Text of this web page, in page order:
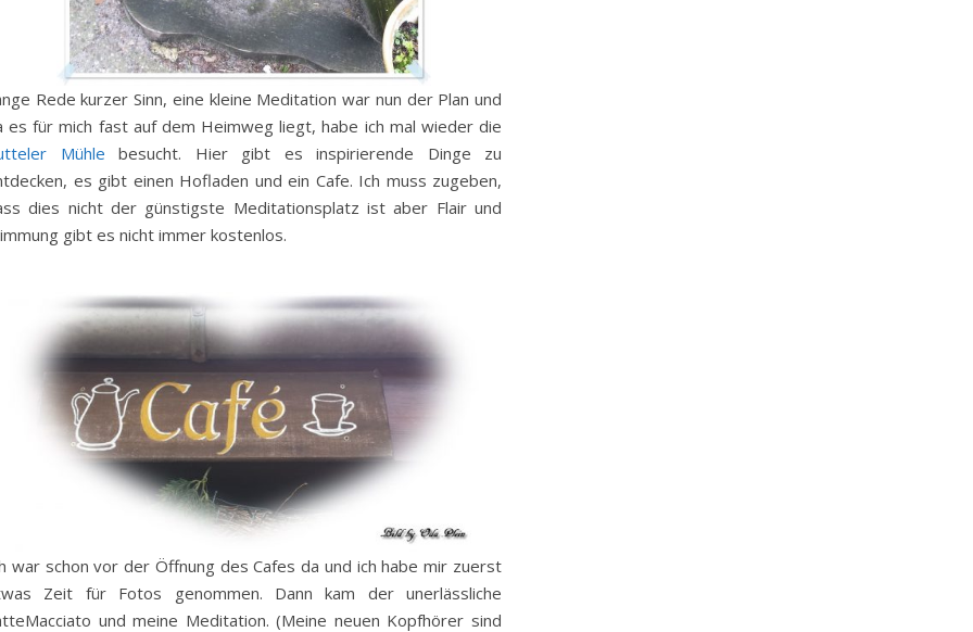
Rede kurzer Sinn, eine kleine Meditation war nun der Plan und
es für mich fast auf dem Heimweg liegt, habe ich mal wieder die
Mühle besucht. Hier gibt es inspirierende Dinge zu
es gibt einen Hofladen und ein Cafe. Ich muss zugeben,
dies nicht der günstigste Meditationsplatz ist aber Flair und
gibt es nicht immer kostenlos.
war schon vor der Öffnung des Cafes da und ich habe mir zuerst
Zeit für Fotos genommen. Dann kam der unerlässliche
und meine Meditation. (Meine neuen Kopfhörer sind